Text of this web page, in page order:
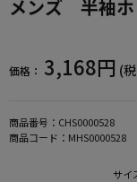
メンズ 半袖ホ
価格： 3,168円 (
商品番号： CHS0000528
商品コード： MHS0000528
サイ